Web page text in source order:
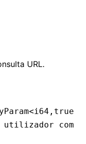
URL.
<i64
utilizador com